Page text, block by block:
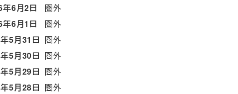
6月2日
圏外
6月1日
圏外
5月31日 圏外
5月30日 圏外
5月29日 圏外
5月28日 圏外